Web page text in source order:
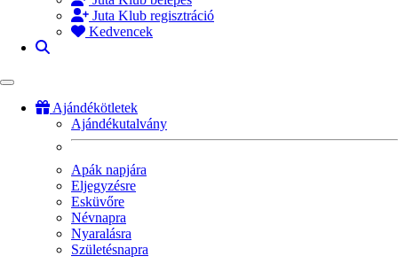
Juta Klub regisztráció
Kedvencek
Ajándékötletek
Ajándékutalvány
Apák napjára
Eljegyzésre
Esküvőre
Névnapra
Nyaralásra
Születésnapra